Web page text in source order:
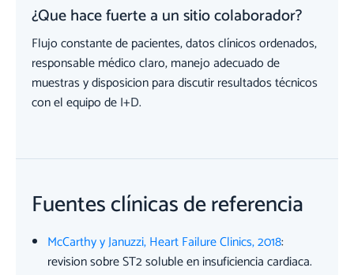
¿Que hace fuerte a un sitio colaborador?
Flujo constante de pacientes, datos clínicos ordenados,
responsable médico claro, manejo adecuado de
muestras y disposicion para discutir resultados técnicos
con el equipo de I+D.
Fuentes clínicas de referencia
McCarthy y Januzzi, Heart Failure Clinics, 2018:
revision sobre ST2 soluble en insuficiencia cardiaca.